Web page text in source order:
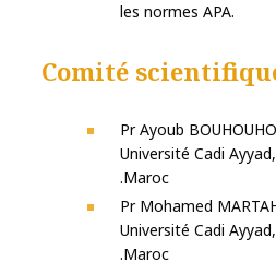
les normes APA.
Comité
Pr Ayoub
Université Cadi
.Maroc
Pr Mohamed
Université Cadi
.Maroc